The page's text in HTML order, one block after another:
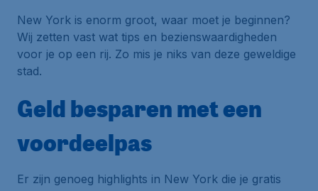
New York is enorm groot, waar moet je beginnen?
Wij zetten vast wat tips en bezienswaardigheden
voor je op een rij. Zo mis je niks van deze geweldige
stad.
Geld besparen met een
voordeelpas
Er zijn genoeg highlights in New York die je gratis